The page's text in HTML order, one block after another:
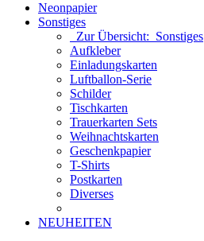
Neonpapier
Sonstiges
Zur Übersicht: Sonstiges
Aufkleber
Einladungskarten
Luftballon-Serie
Schilder
Tischkarten
Trauerkarten Sets
Weihnachtskarten
Geschenkpapier
T-Shirts
Postkarten
Diverses
NEUHEITEN